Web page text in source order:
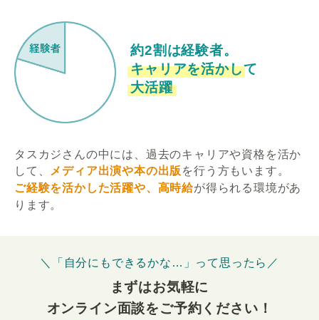
約2割は経験者。
キャリアを活かして
大活躍
タスカジさんの中には、過去のキャリアや資格を活か
して、
メディア出演や本の出版 を行う方もいます。
ご経験を活かした活躍や、高時給が得られる環境があ
ります。
＼「自分にもできるかな…」って思ったら／
まずはお気軽に
オンライン面談をご予約ください！